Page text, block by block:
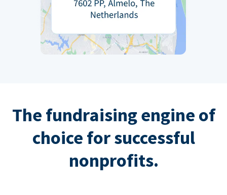
The fundraising engine of
choice for successful
nonprofits.